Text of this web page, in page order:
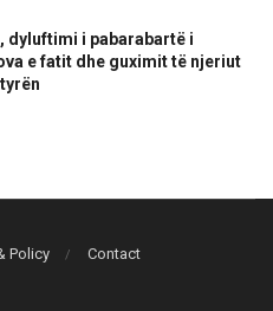
dyluftimi i pabarabartë i
e fatit dhe guximit të njeriut
Policy Contact